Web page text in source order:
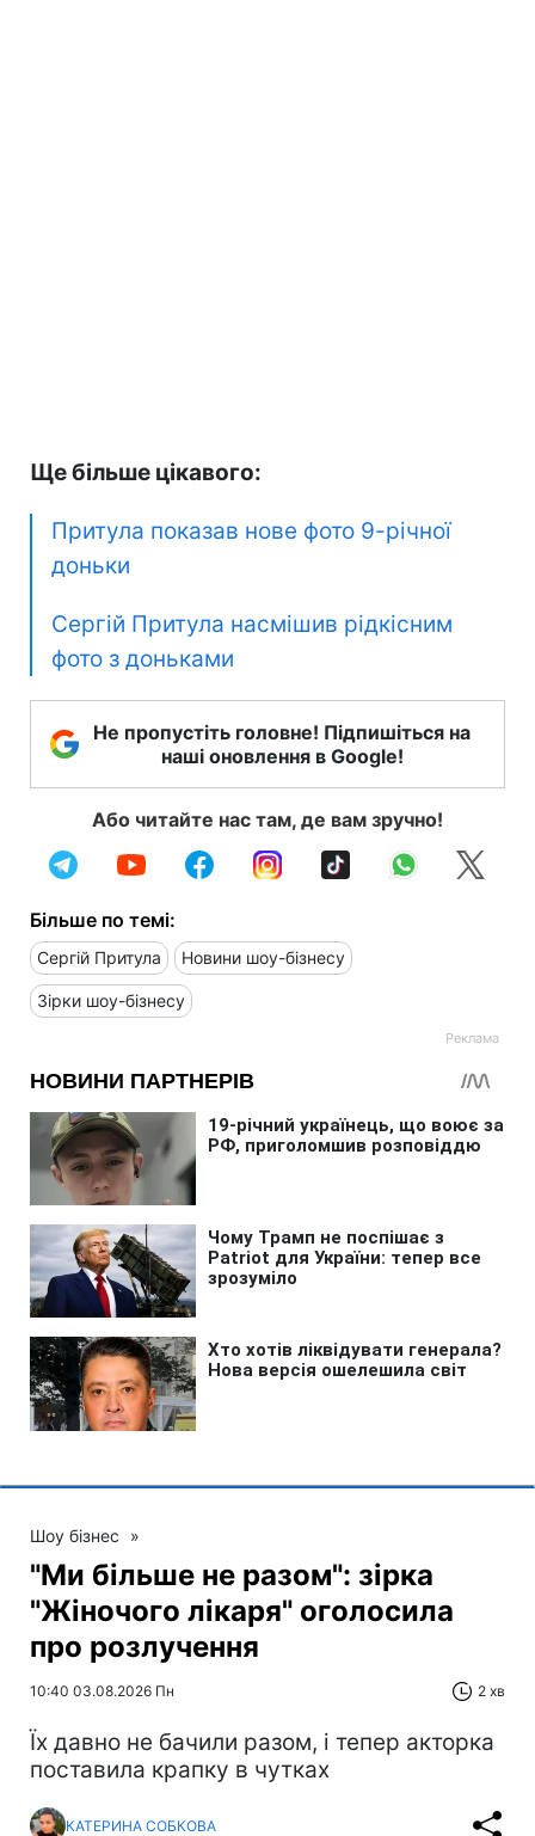
Ще більше цікавого:
Притула показав нове фото 9-річної
доньки
Сергій Притула насмішив рідкісним
фото з доньками
Не пропустіть головне! Підпишіться на
наші оновлення в Google!
Або читайте нас там, де вам зручно!
Більше по темі:
Сергій Притула Новини шоу-бізнесу
Зірки шоу-бізнесу
Шоу бізнес »
"Ми більше не разом": зірка
"Жіночого лікаря" оголосила
про розлучення
10:40 03.08.2026 Пн 2 хв
Їх давно не бачили разом, і тепер акторка
поставила крапку в чутках
КАТЕРИНА СОБКОВА